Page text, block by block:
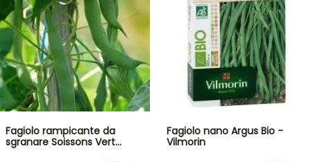
Fagiolo rampicante da
sgranare Soissons Vert…
Fagiolo nano Argus Bio -
Vilmorin